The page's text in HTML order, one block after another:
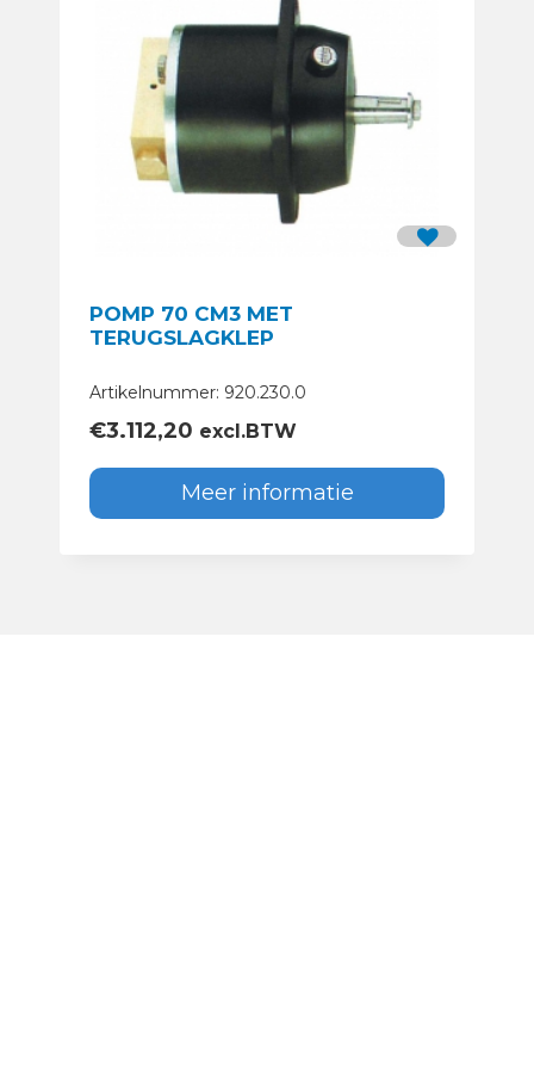
POMP 70 CM3 MET
TERUGSLAGKLEP
Artikelnummer: 920.230.0
€3.112,20 excl.BTW
Meer informatie